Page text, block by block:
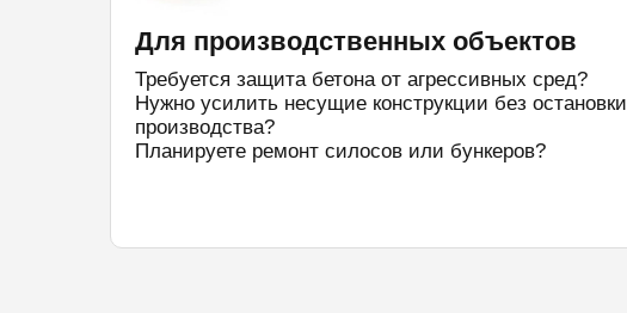
Для производственных объектов
Требуется защита бетона от агрессивных сред?
Нужно усилить несущие конструкции без остановки
производства?
Планируете ремонт силосов или бункеров?